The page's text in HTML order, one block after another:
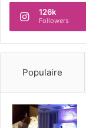
126k
Followers
Populaire